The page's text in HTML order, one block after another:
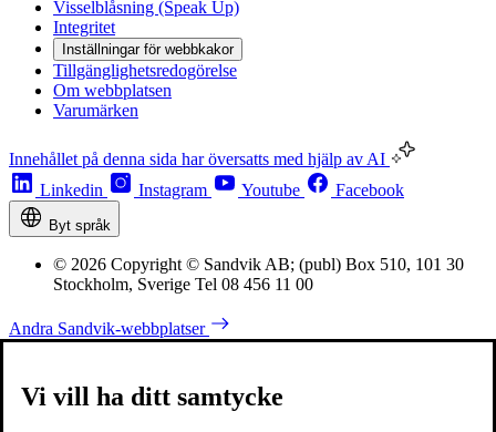
Visselblåsning (Speak Up)
Integritet
Inställningar för webbkakor
Tillgänglighetsredogörelse
Om webbplatsen
Varumärken
Innehållet på denna sida har översatts med hjälp av AI
Linkedin
Instagram Youtube Facebook
Byt språk
© 2026 Copyright © Sandvik AB; (publ) Box 510, 101 30
Stockholm, Sverige Tel 08 456 11 00
Andra Sandvik-webbplatser
Vi vill ha ditt samtycke